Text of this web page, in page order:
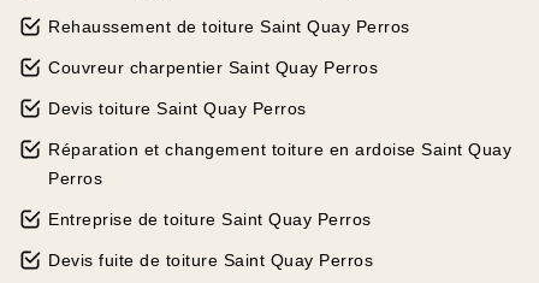
Rehaussement de toiture Saint Quay Perros
Couvreur charpentier Saint Quay Perros
Devis toiture Saint Quay Perros
Réparation et changement toiture en ardoise Saint Quay
Perros
Entreprise de toiture Saint Quay Perros
Devis fuite de toiture Saint Quay Perros